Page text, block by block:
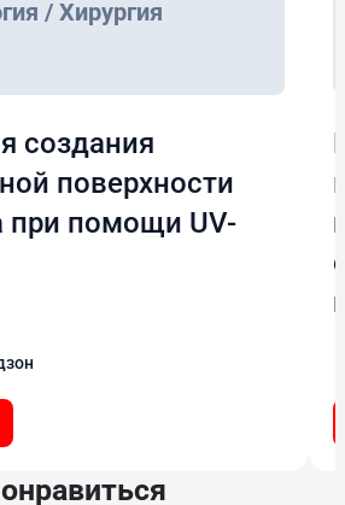
/ Хирургия
создания
поверхности
при помощи UV-